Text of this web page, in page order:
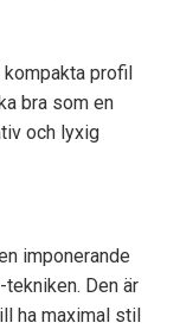
kompakta profil
bra som en
och lyxig
imponerande
Den är
ha maximal stil